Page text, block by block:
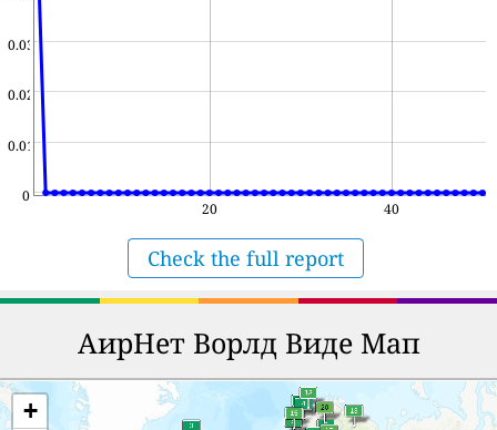
0
0.01
0.02
0.03
20 40
Check the full report
АирНет Ворлд Виде Мап
+